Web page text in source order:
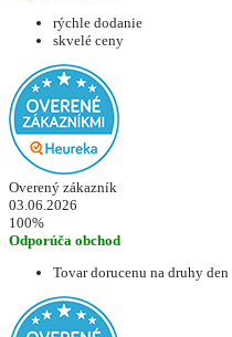
rýchle dodanie
skvelé ceny
Overený zákazník
03.06.2026
100%
Odporúča obchod
Tovar dorucenu na druhy den